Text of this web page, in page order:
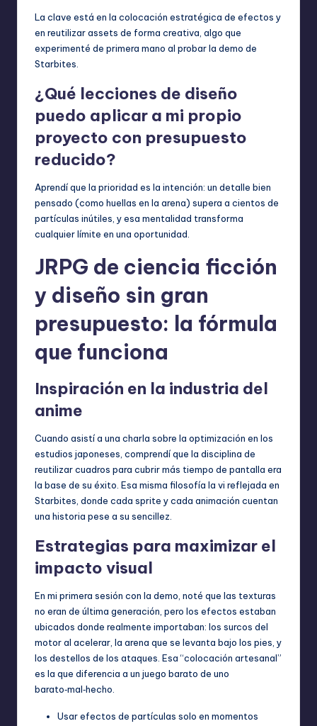
La clave está en la colocación estratégica de efectos y
en reutilizar assets de forma creativa, algo que
experimenté de primera mano al probar la demo de
Starbites.
¿Qué lecciones de diseño
puedo aplicar a mi propio
proyecto con presupuesto
reducido?
Aprendí que la prioridad es la intención: un detalle bien
pensado (como huellas en la arena) supera a cientos de
partículas inútiles, y esa mentalidad transforma
cualquier límite en una oportunidad.
JRPG de ciencia ficción
y diseño sin gran
presupuesto: la fórmula
que funciona
Inspiración en la industria del
anime
Cuando asistí a una charla sobre la optimización en los
estudios japoneses, comprendí que la disciplina de
reutilizar cuadros para cubrir más tiempo de pantalla era
la base de su éxito. Esa misma filosofía la vi reflejada en
Starbites, donde cada sprite y cada animación cuentan
una historia pese a su sencillez.
Estrategias para maximizar el
impacto visual
En mi primera sesión con la demo, noté que las texturas
no eran de última generación, pero los efectos estaban
ubicados donde realmente importaban: los surcos del
motor al acelerar, la arena que se levanta bajo los pies, y
los destellos de los ataques. Esa “colocación artesanal”
es la que diferencia a un juego barato de uno
barato‑mal‑hecho.
Usar efectos de partículas solo en momentos